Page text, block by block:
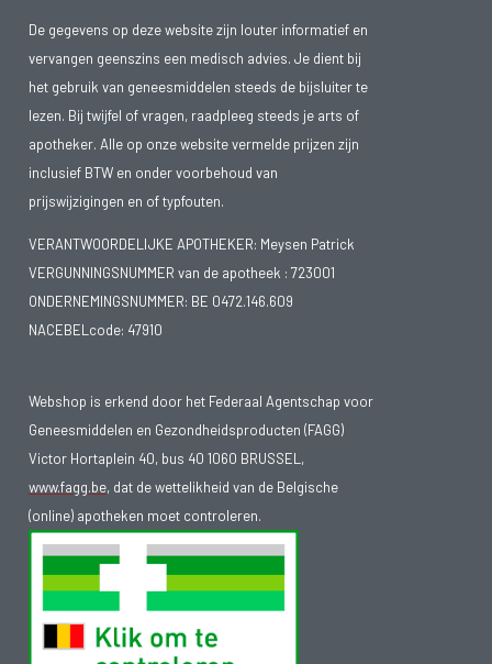
De gegevens op deze website zijn louter informatief en
vervangen geenszins een medisch advies. Je dient bij
het gebruik van geneesmiddelen steeds de bijsluiter te
lezen. Bij twijfel of vragen, raadpleeg steeds je arts of
apotheker. Alle op onze website vermelde prijzen zijn
inclusief BTW en onder voorbehoud van
prijswijzigingen en of typfouten.
VERANTWOORDELIJKE APOTHEKER: Meysen Patrick
VERGUNNINGSNUMMER van de apotheek : 723001
ONDERNEMINGSNUMMER: BE 0472.146.609
NACEBELcode: 47910
Webshop is erkend door het Federaal Agentschap voor
Geneesmiddelen en Gezondheidsproducten (FAGG)
Victor Hortaplein 40, bus 40 1060 BRUSSEL,
www.fagg.be, dat de wettelikheid van de Belgische
(online) apotheken moet controleren.